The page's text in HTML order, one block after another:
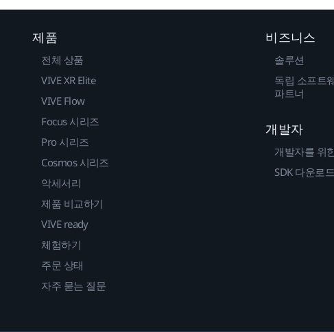
제품
전체 상품
VIVE XR Elite
VIVE Flow
Focus 시리즈
Pro 시리즈
Cosmos 시리즈
악세서리
제품 비교하기
VIVE ready
체험하기
주문 상태
자주 묻는 질문
비즈니스
솔루션
독립 소프트
파트너
개발자
개발자를 위
SDK 다운로드